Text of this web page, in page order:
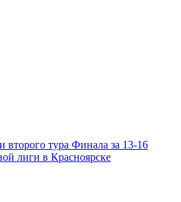
второго тура Финала за 13-16
лиги в Красноярске